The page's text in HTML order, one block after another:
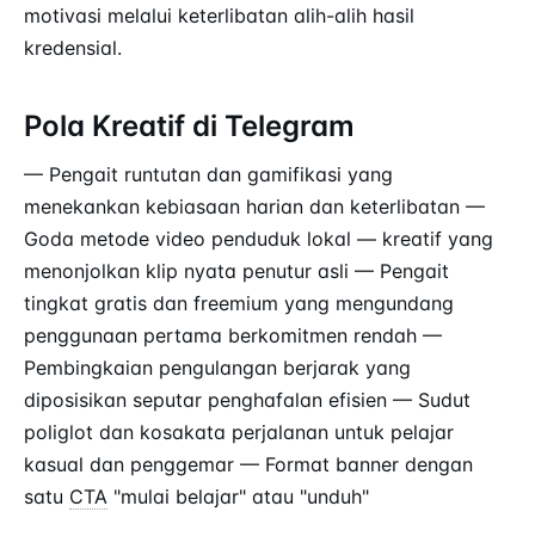
motivasi melalui keterlibatan alih-alih hasil
kredensial.
Pola Kreatif di Telegram
— Pengait runtutan dan gamifikasi yang
menekankan kebiasaan harian dan keterlibatan —
Goda metode video penduduk lokal — kreatif yang
menonjolkan klip nyata penutur asli — Pengait
tingkat gratis dan freemium yang mengundang
penggunaan pertama berkomitmen rendah —
Pembingkaian pengulangan berjarak yang
diposisikan seputar penghafalan efisien — Sudut
poliglot dan kosakata perjalanan untuk pelajar
kasual dan penggemar — Format banner dengan
satu CTA "mulai belajar" atau "unduh"